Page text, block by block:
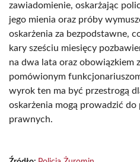
zawiadomienie, oskarżając
jego mienia oraz próby
oskarżenia za bezpodstawne,
kary sześciu miesięcy
na dwa lata oraz obowiązkiem
pomówionym
wyrok ten ma być przestrogą
oskarżenia mogą prowadzić
prawnych.